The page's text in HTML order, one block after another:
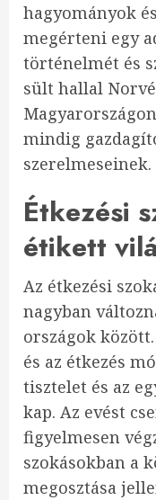
hagyományok
megérteni egy
történelmét és
sült hallal
mindig
szerelmeseinek.
Étkezési
étikett
Az étkezési
nagyban
országok
és az étkezés
tisztelet és az
kap. Az evést
figyelmesen
szokásokban a
megosztása